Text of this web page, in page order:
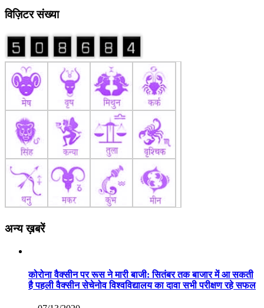
विज़िटर संख्या
अन्य ख़बरें
कोरोना वैक्सीन पर रूस ने मारी बाजी: सितंबर तक बाजार में आ सकती
है पहली वैक्सीन सेचेनोव विश्वविद्यालय का दावा सभी परीक्षण रहे सफल